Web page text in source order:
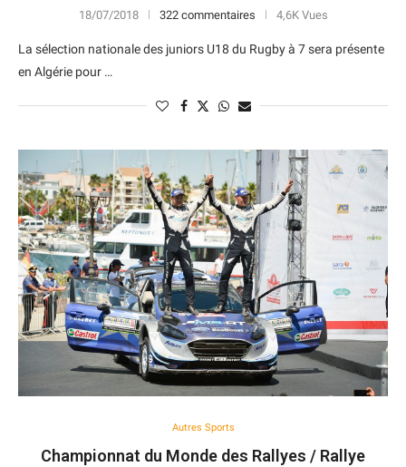
18/07/2018 322 commentaires 4,6K Vues
La sélection nationale des juniors U18 du Rugby à 7 sera présente
en Algérie pour …
Autres Sports
Championnat du Monde des Rallyes / Rallye